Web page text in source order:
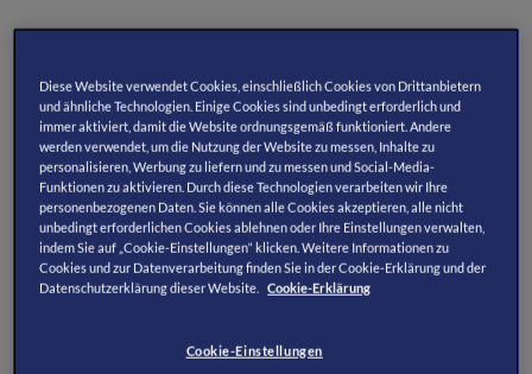
Jetzt Abenteuer
verlängern
Wähle hier Deine Attraktion aus, wo Du Deinen Abenteuer-
Pass online buchen / verlängern möchtest. 364 Tage voller
Abenteuer warten auf Dich!
Bestehende Jahreskarten können ab 28 Tage vor und bis 28
Ablaufdatum, nicht am Zeitpunkt der Verlängerung.
Diese Website verwendet Cookies, einschließlich Cookies von Drittanbietern
und ähnliche Technologien. Einige Cookies sind unbedingt erforderlich und
immer aktiviert, damit die Website ordnungsgemäß funktioniert. Andere
werden verwendet, um die Nutzung der Website zu messen, Inhalte zu
personalisieren, Werbung zu liefern und zu messen und Social-Media-
Funktionen zu aktivieren. Durch diese Technologien verarbeiten wir Ihre
personenbezogenen Daten. Sie können alle Cookies akzeptieren, alle nicht
unbedingt erforderlichen Cookies ablehnen oder Ihre Einstellungen verwalten,
indem Sie auf „Cookie-Einstellungen“ klicken. Weitere Informationen zu
Cookies und zur Datenverarbeitung finden Sie in der Cookie-Erklärung und der
Datenschutzerklärung dieser Website.
Cookie-Erklärung
Cookie-Einstellungen